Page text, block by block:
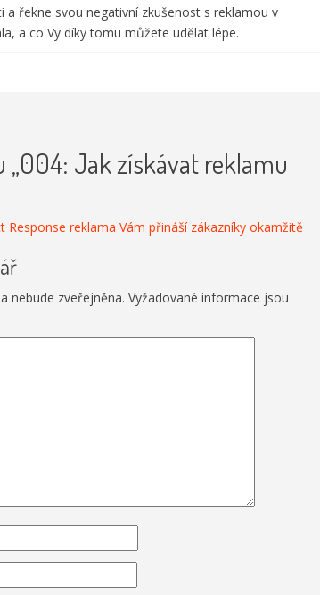
a řekne svou negativní zkušenost s reklamou v
a co Vy díky tomu můžete udělat lépe.
„004: Jak získávat reklamu
Response reklama Vám přináší zákazníky okamžitě
nebude zveřejněna. Vyžadované informace jsou